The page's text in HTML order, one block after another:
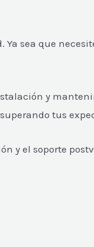
sea que
y
tus
y el soporte